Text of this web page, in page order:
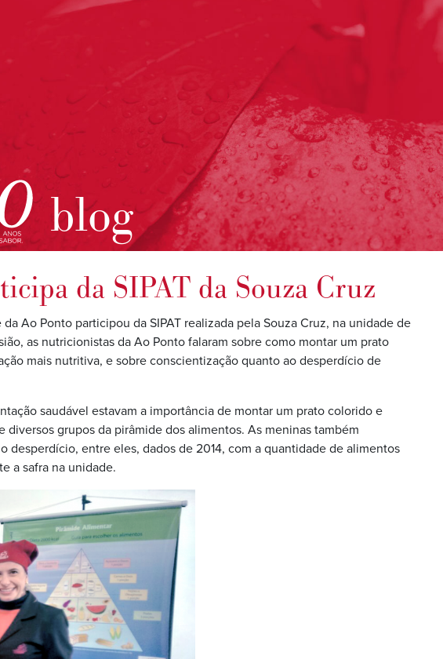
blog
da SIPAT da Souza Cruz
Ao Ponto participou da SIPAT realizada pela Souza Cruz, na unidade de
as nutricionistas da Ao Ponto falaram sobre como montar um prato
mais nutritiva, e sobre conscientização quanto ao desperdício de
saudável estavam a importância de montar um prato colorido e
diversos grupos da pirâmide dos alimentos. As meninas também
desperdício, entre eles, dados de 2014, com a quantidade de alimentos
a safra na unidade.